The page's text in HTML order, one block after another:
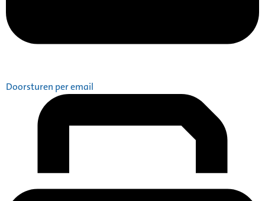
Doorsturen per email